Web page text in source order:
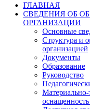
ГЛАВНАЯ
СВЕДЕНИЯ ОБ
ОРГАНИЗАЦИИ
Основные
Структура и
организацией
Документы
Образование
Руководство
Материально-
оснащенность